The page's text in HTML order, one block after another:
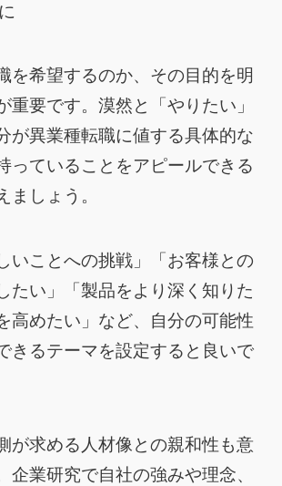
を希望するのか、その目的を明
重要です。漠然と「やりたい」
が異業種転職に値する具体的な
っていることをアピールできる
ましょう。
いことへの挑戦」「お客様との
たい」「製品をより深く知りた
高めたい」など、自分の可能性
きるテーマを設定すると良いで
が求める人材像との親和性も意
企業研究で自社の強みや理念、